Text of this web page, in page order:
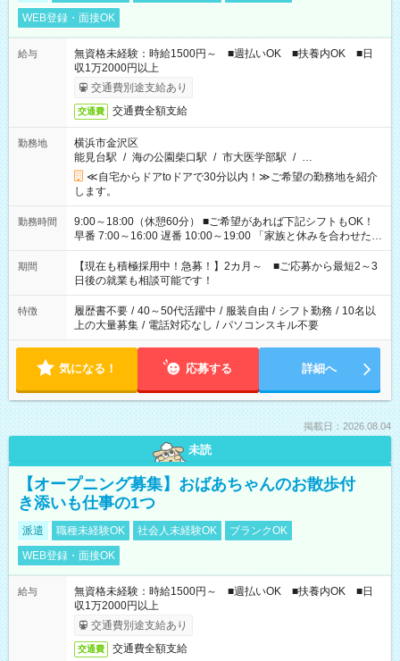
WEB登録・面接OK
給与
無資格未経験：時給1500円～ ■週払いOK ■扶養内OK ■日
収1万2000円以上
交通費別途支給あり
交通費 交通費全額支給
勤務地
横浜市金沢区
能見台駅 / 海の公園柴口駅 / 市大医学部駅 / …
≪自宅からドアtoドアで30分以内！≫ご希望の勤務地を紹介
します。
勤務時間
9:00～18:00（休憩60分） ■ご希望があれば下記シフトもOK！
早番 7:00～16:00 遅番 10:00～19:00 「家族と休みを合わせた
い」 「余裕を持って夕飯の準備がしたい」 「できれば残業はし
たくない」 など、ご希望を教えてくださいね。 ※Wワーク希望
の方へ 今ご覧のお仕事で希望する勤務時間と、もう1つのお仕事
の勤務時間。 合計で週40時間を超える場合は応募できません。
期間
【現在も積極採用中！急募！】2カ月～ ■ご応募から最短2～3
日後の就業も相談可能です！
特徴 履歴書不要 / 40～50代活躍中 / 服装自由 / シフト勤務 / 10名以
上の大量募集 / 電話対応なし / パソコンスキル不要
気になる！ 応募する 詳細へ
掲載日：2026.08.04
未読
【オープニング募集】おばあちゃんのお散歩付
き添いも仕事の1つ
派遣 職種未経験OK 社会人未経験OK
ブランクOK
WEB登録・面接OK
給与
無資格未経験：時給1500円～ ■週払いOK ■扶養内OK ■日
収1万2000円以上
交通費別途支給あり
交通費 交通費全額支給